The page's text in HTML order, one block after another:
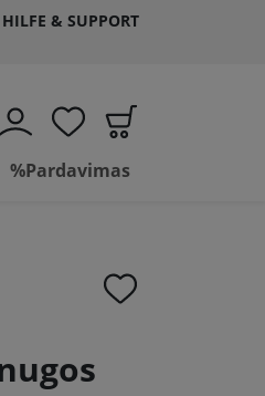
HILFE & SUPPORT
%Pardavimas